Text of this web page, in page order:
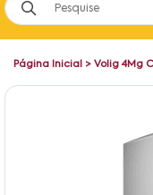
Página Inicial > Volig 4Mg